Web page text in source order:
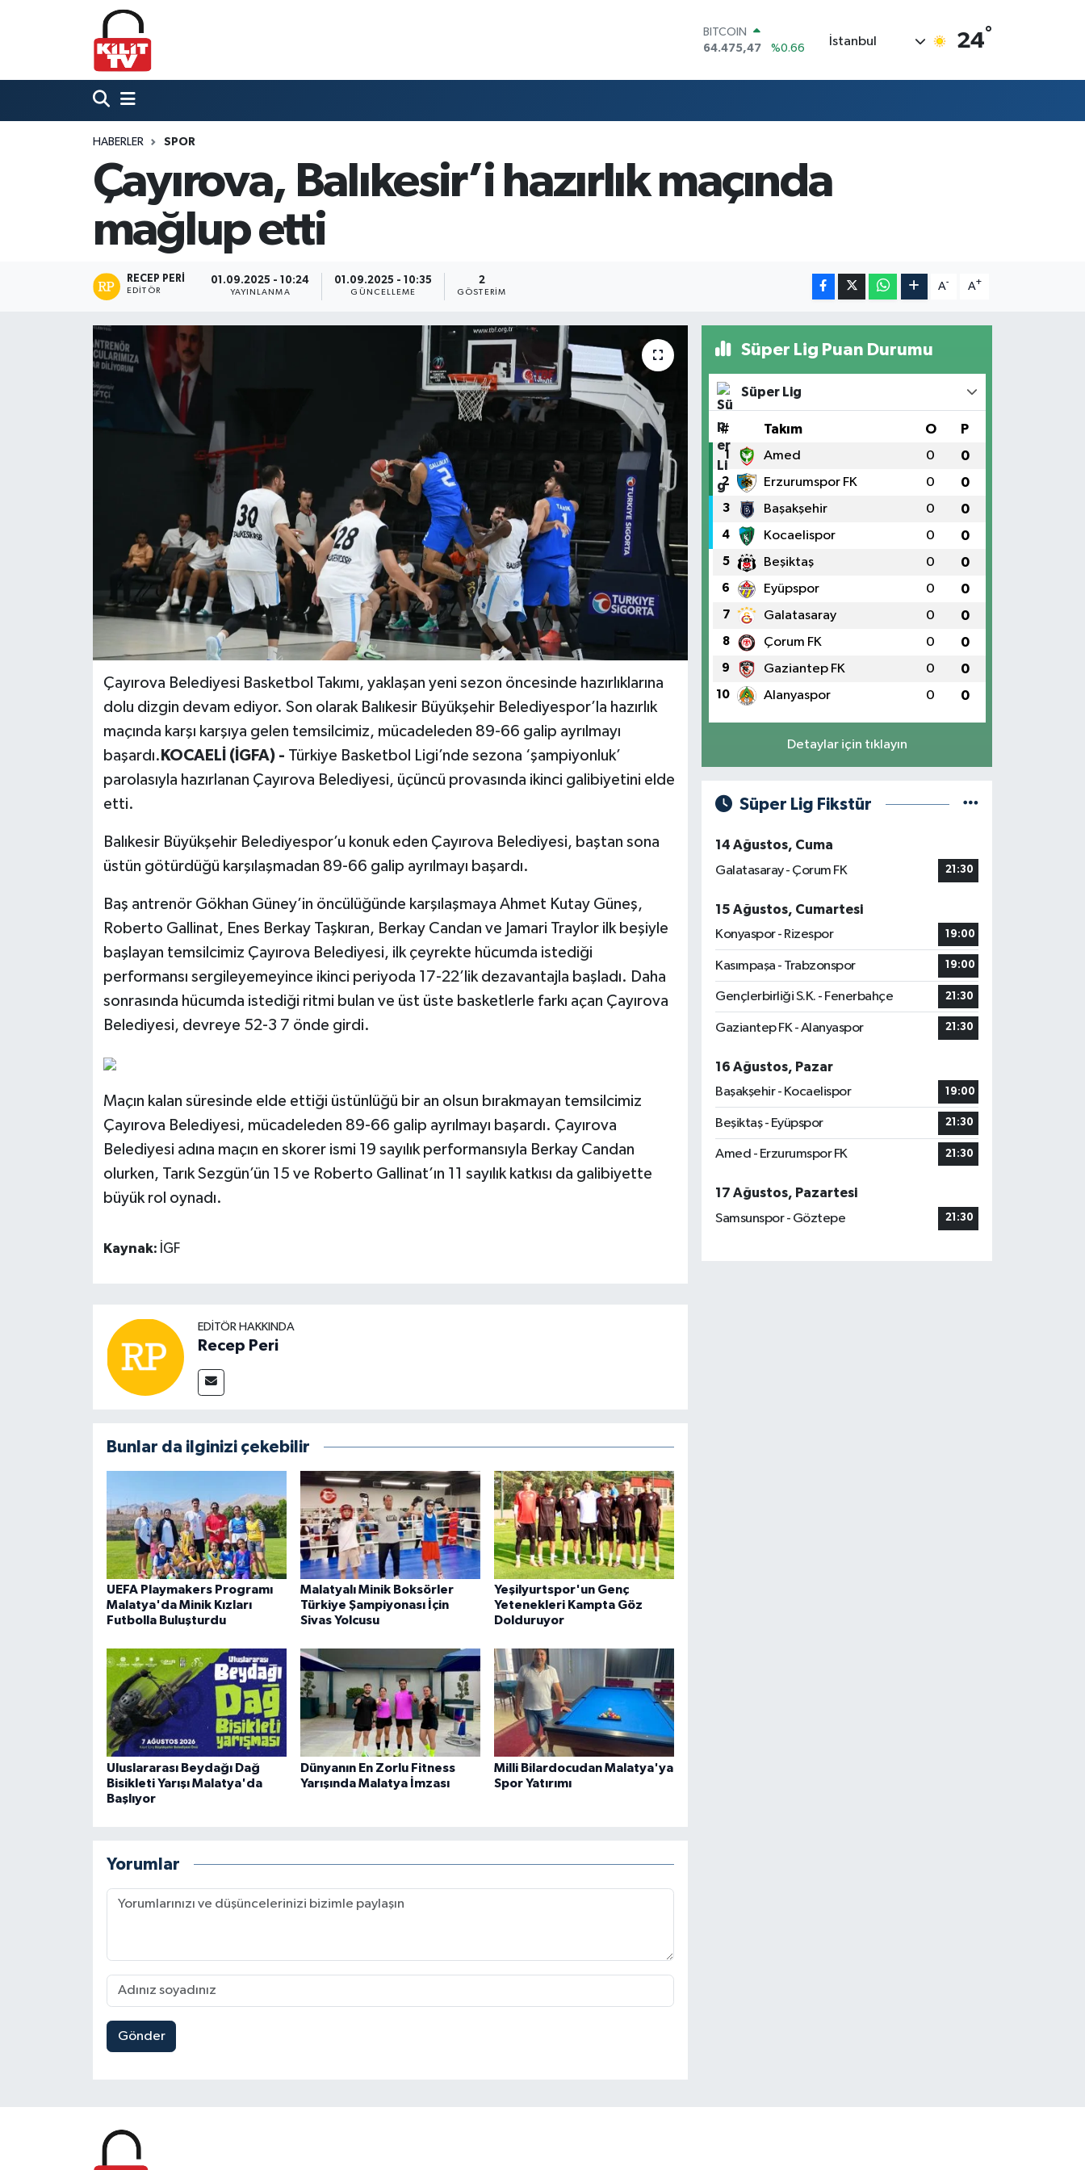
BITCOIN
64.475,47
%0.66
47,5971
%0.05
6527.85
%0.54
BİST100
İstanbul 24°
HABERLER SPOR
Çayırova, Balıkesir’i hazırlık maçında
mağlup etti
RECEP PERI
EDITÖR
01.09.2025 - 10:24
YAYINLANMA
01.09.2025 - 10:35
GÜNCELLEME
2
GÖSTERIM
A- A+
Çayırova Belediyesi Basketbol Takımı, yaklaşan yeni sezon öncesinde hazırlıklarına
dolu dizgin devam ediyor. Son olarak Balıkesir Büyükşehir Belediyespor’la hazırlık
maçında karşı karşıya gelen temsilcimiz, mücadeleden 89-66 galip ayrılmayı
başardı. KOCAELİ (İGFA) - Türkiye Basketbol Ligi’nde sezona ‘şampiyonluk’
parolasıyla hazırlanan Çayırova Belediyesi, üçüncü provasında ikinci galibiyetini elde
etti.
Balıkesir Büyükşehir Belediyespor’u konuk eden Çayırova Belediyesi, baştan sona
üstün götürdüğü karşılaşmadan 89-66 galip ayrılmayı başardı.
Baş antrenör Gökhan Güney’in öncülüğünde karşılaşmaya Ahmet Kutay Güneş,
Roberto Gallinat, Enes Berkay Taşkıran, Berkay Candan ve Jamari Traylor ilk beşiyle
başlayan temsilcimiz Çayırova Belediyesi, ilk çeyrekte hücumda istediği
performansı sergileyemeyince ikinci periyoda 17-22’lik dezavantajla başladı. Daha
sonrasında hücumda istediği ritmi bulan ve üst üste basketlerle farkı açan Çayırova
Belediyesi, devreye 52-3 7 önde girdi.
Maçın kalan süresinde elde ettiği üstünlüğü bir an olsun bırakmayan temsilcimiz
Çayırova Belediyesi, mücadeleden 89-66 galip ayrılmayı başardı. Çayırova
Belediyesi adına maçın en skorer ismi 19 sayılık performansıyla Berkay Candan
olurken, Tarık Sezgün’ün 15 ve Roberto Gallinat’ın 11 sayılık katkısı da galibiyette
büyük rol oynadı.
Kaynak: İGF
EDITÖR HAKKINDA
Recep Peri
Bunlar da ilginizi çekebilir
UEFA Playmakers Programı
Malatya'da Minik Kızları
Futbolla Buluşturdu
Malatyalı Minik Boksörler
Türkiye Şampiyonası İçin
Sivas Yolcusu
Yeşilyurtspor'un Genç
Yetenekleri Kampta Göz
Dolduruyor
Uluslararası Beydağı Dağ
Bisikleti Yarışı Malatya'da
Başlıyor
Dünyanın En Zorlu Fitness
Yarışında Malatya İmzası
Milli Bilardocudan Malatya'ya
Spor Yatırımı
Yorumlar
Gönder
Süper Lig Puan Durumu
Süper Lig
# Takım O P
1 Amed 0 0
2 Erzurumspor FK 0 0
3 Başakşehir 0 0
4 Kocaelispor 0 0
5 Beşiktaş 0 0
6 Eyüpspor 0 0
7 Galatasaray 0 0
8 Çorum FK 0 0
9 Gaziantep FK 0 0
10 Alanyaspor 0 0
Detaylar için tıklayın
Süper Lig Fikstür
14 Ağustos, Cuma
Galatasaray - Çorum FK
21:30
15 Ağustos, Cumartesi
Konyaspor - Rizespor
19:00
Kasımpaşa - Trabzonspor 19:00
Gençlerbirliği S.K. - Fenerbahçe 21:30
Gaziantep FK - Alanyaspor 21:30
16 Ağustos, Pazar
Başakşehir - Kocaelispor
19:00
Beşiktaş - Eyüpspor 21:30
Amed - Erzurumspor FK 21:30
17 Ağustos, Pazartesi
Samsunspor - Göztepe
21:30
Hava Durumu
Trafik Durumu
Süper Lig Puan Durumu ve Fikstür
Tüm Manşetler
Son Dakika Haberleri